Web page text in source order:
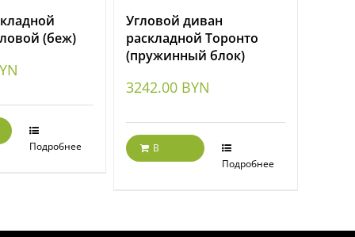
(беж)
Подробнее
Угловой диван
раскладной Торонто
(пружинный блок)
3242.00 BYN
В
корзину
Подробнее